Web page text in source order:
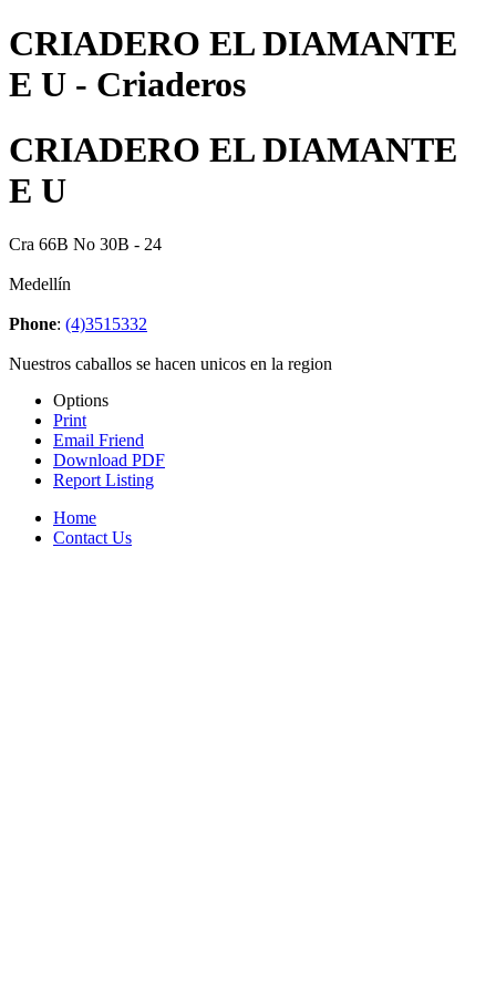
CRIADERO EL DIAMANTE
E U - Criaderos
CRIADERO EL DIAMANTE
E U
Cra 66B No 30B - 24
Medellín
Phone: (4)3515332
Nuestros caballos se hacen unicos en la region
Options
Print
Email Friend
Download PDF
Report Listing
Home
Contact Us